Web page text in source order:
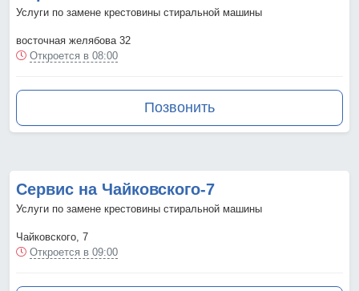
Услуги по замене крестовины стиральной машины
восточная желябова 32
Откроется в 08:00
Позвонить
Сервис на Чайковского-7
Услуги по замене крестовины стиральной машины
Чайковского, 7
Откроется в 09:00